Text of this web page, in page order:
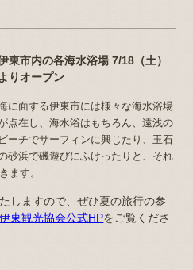
東市内の各海水浴場 7/18（土）
よりオープン
に面する伊東市には様々な海水浴場
点在し、海水浴はもちろん、遠浅の
ビーチでサーフィンに興じたり、玉石
砂浜で磯遊びにふけったりと、それ
ます。
しますので、ぜひ夏の旅行の参
伊東観光協会公式HPをご覧くださ